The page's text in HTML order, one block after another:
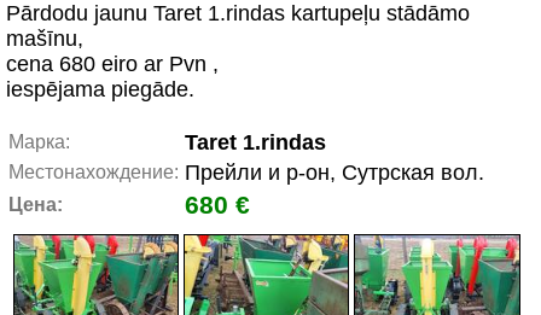
Pārdodu jaunu Taret 1.rindas kartupeļu stādāmo
mašīnu,
cena 680 eiro ar Pvn ,
iespējama piegāde.
Марка: Taret 1.rindas
Местонахождение: Прейли и р-он, Сутрская вол.
Цена: 680 €